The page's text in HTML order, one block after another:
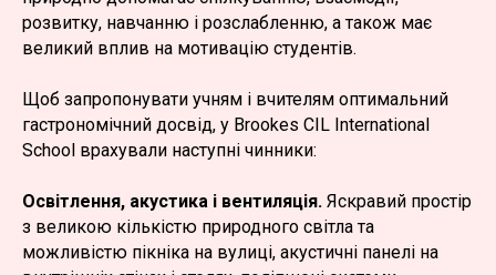
розвитку, навчанню і розслабленню, а також має
великий вплив на мотивацію студентів.
Щоб запропонувати учням і вчителям оптимальний
гастрономічний досвід, у Brookes CIL International
School врахували наступні чинники:
Освітлення, акустика і вентиляція. Яскравий простір
з великою кількістю природного світла та
можливістю пікніка на вулиці, акустичні панелі на